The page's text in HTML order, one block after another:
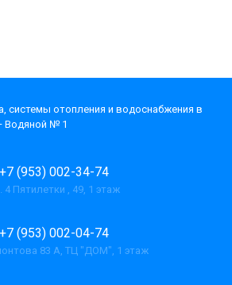
системы отопления и водоснабжения в
Водяной № 1
+7 (953) 002-34-74
4 Пятилетки , 49, 1 этаж
+7 (953) 002-04-74
83 А, ТЦ "ДОМ", 1 этаж